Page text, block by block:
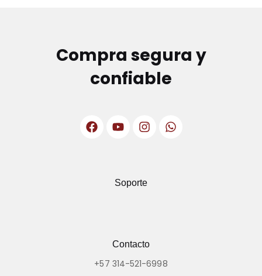
Compra segura y
confiable
Soporte
Contacto
+57 314-521-6998